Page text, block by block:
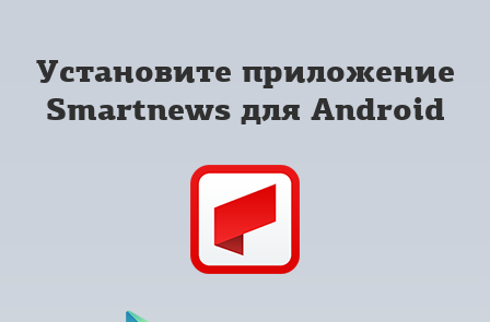
Установите приложение
Smartnews для Android